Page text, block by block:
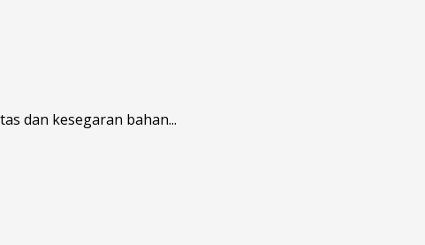
dan kesegaran bahan...